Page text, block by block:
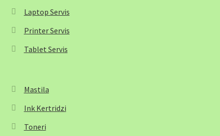
Laptop Servis
Printer Servis
Tablet Servis
Mastila
Ink Kertridzi
Toneri